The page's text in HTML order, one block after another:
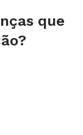
que